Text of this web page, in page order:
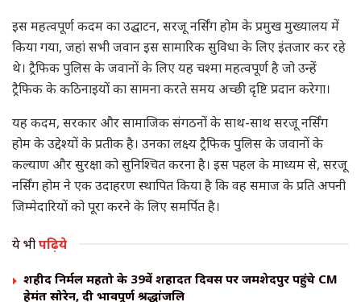
इस महत्वपूर्ण कदम का उद्घाटन, सरजू नर्सिंग होम के प्रमुख मुख्यालय में
किया गया, जहां सभी जवान इस सामारिक सुविधा के लिए इंतजार कर रहे
थे। ट्रैफिक पुलिस के जवानों के लिए यह चश्मा महत्वपूर्ण है जो उन्हें
ट्रैफिक के कठिनाइयों का सामना करते समय अच्छी दृष्टि प्रदान करेगा।
यह कदम, सरकार और सामाजिक संगठनों के साथ-साथ सरजू नर्सिंग
होम के उद्देश्यों के प्रतीक है। उनका लक्ष्य ट्रैफिक पुलिस के जवानों के
कल्याण और सुरक्षा को सुनिश्चित करना है। इस पहल के माध्यम से, सरजू
नर्सिंग होम ने एक उदाहरण स्थापित किया है कि वह समाज के प्रति अपनी
जिम्मेदारियों को पूरा करने के लिए समर्पित है।
ये भीपढ़िये
शहीद निर्मल महतो के 39वें शहादत दिवस पर जमशेदपुर पहुंचे CM
हेमंत सोरेन, दी भावपूर्ण श्रद्धांजलि